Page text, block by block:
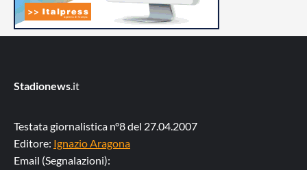
Stadionews.it
Testata giornalistica n°8 del 27.04.2007
Editore: Ignazio Aragona
Email (Segnalazioni):